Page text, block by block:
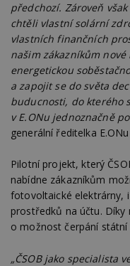
předchozí. Zároveň
chtěli vlastní solární
vlastních finančních
našim zákazníkům
energetickou
a zapojit se do světa
buducnosti, do kterého
v E.ONu jednoznačně
generální ředitelka
Pilotní projekt, který
nabídne zákazníkům
fotovoltaické elektrárny,
prostředků na účtu. Díky
o možnost čerpání
„ČSOB jako specialista